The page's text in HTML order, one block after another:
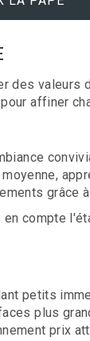
des
affiner
grâce
compte
petits
plus
prix